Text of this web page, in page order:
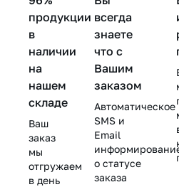
продукции
в
наличии
на
нашем
складе
Ваш
заказ
мы
отгружаем
в день
всегда
знаете
что с
Вашим
заказом
Автоматическое
SMS и
Email
о статусе
заказа